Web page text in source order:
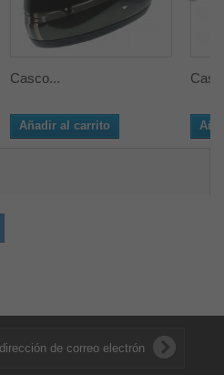
Casco...
Añadir al carrito